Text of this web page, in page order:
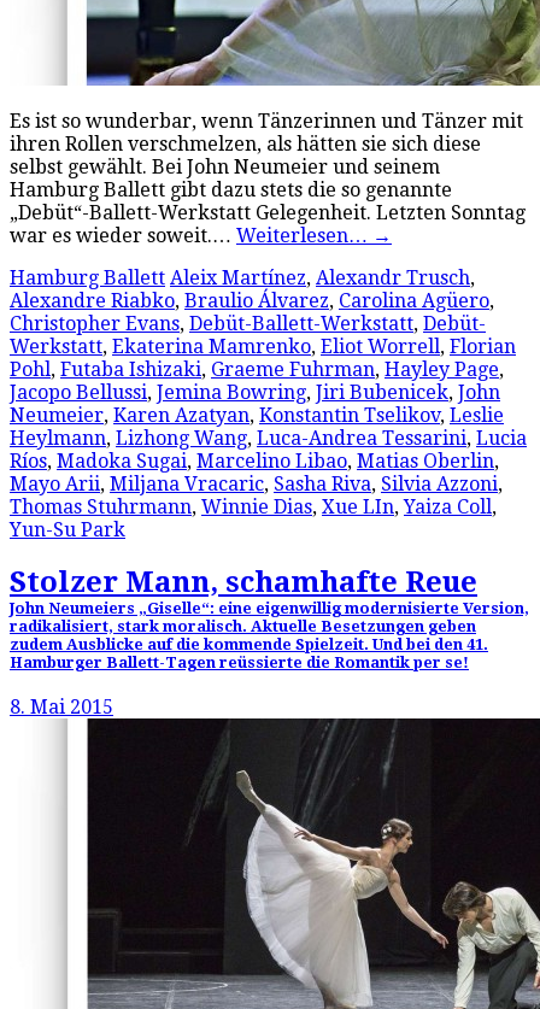
Es ist so wunderbar, wenn Tänzerinnen und Tänzer mit
ihren Rollen verschmelzen, als hätten sie sich diese
selbst gewählt. Bei John Neumeier und seinem
Hamburg Ballett gibt dazu stets die so genannte
„Debüt“-Ballett-Werkstatt Gelegenheit. Letzten Sonntag
war es wieder soweit.… Weiterlesen… →
Hamburg Ballett Aleix Martínez, Alexandr Trusch,
Alexandre Riabko, Braulio Álvarez, Carolina Agüero,
Christopher Evans, Debüt-Ballett-Werkstatt, Debüt-
Werkstatt, Ekaterina Mamrenko, Eliot Worrell, Florian
Pohl, Futaba Ishizaki, Graeme Fuhrman, Hayley Page,
Jacopo Bellussi, Jemina Bowring, Jiri Bubenicek, John
Neumeier, Karen Azatyan, Konstantin Tselikov, Leslie
Heylmann, Lizhong Wang, Luca-Andrea Tessarini, Lucia
Ríos, Madoka Sugai, Marcelino Libao, Matias Oberlin,
Mayo Arii, Miljana Vracaric, Sasha Riva, Silvia Azzoni,
Thomas Stuhrmann, Winnie Dias, Xue LIn,Yaiza Coll,
Yun-Su Park
Stolzer Mann, schamhafte Reue
John Neumeiers „Giselle“: eine eigenwillig modernisierte Version,
radikalisiert, stark moralisch. Aktuelle Besetzungen geben
zudem Ausblicke auf die kommende Spielzeit. Und bei den 41.
Hamburger Ballett-Tagen reüssierte die Romantik per se!
8. Mai 2015